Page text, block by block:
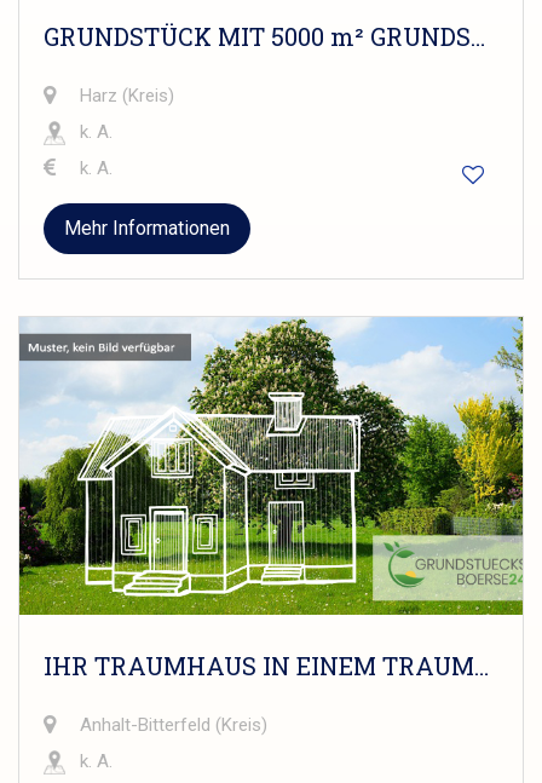
GRUNDSTÜCK MIT 5000 m² GRUNDSTÜCKSGRÖSSE
Harz (Kreis)
k. A.
k. A.
Mehr Informationen
IHR TRAUMHAUS IN EINEM TRAUMWOHNGEBIET
Anhalt-Bitterfeld (Kreis)
k. A.